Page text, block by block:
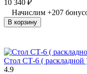
10 340 ₽
Начислим +207
В корзину
Стол СТ-6 ( раскладной
4.9